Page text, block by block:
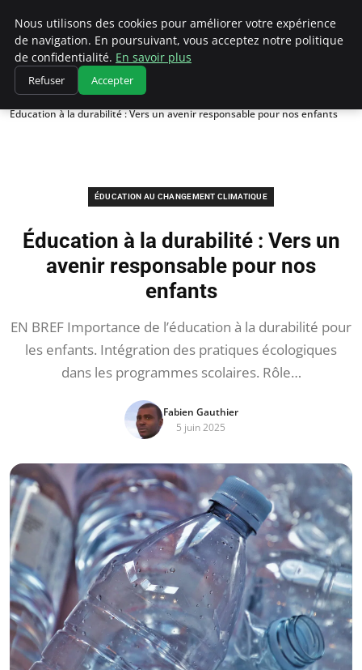
Climatedebtagents
Accueil
Éducation au changement climatique
Éducation à la durabilité : Vers un avenir responsable pour nos enfants
ÉDUCATION AU CHANGEMENT CLIMATIQUE
Éducation à la durabilité : Vers un
avenir responsable pour nos
enfants
EN BREF Importance de l’éducation à la durabilité pour
les enfants. Intégration des pratiques écologiques
dans les programmes scolaires. Rôle…
Fabien Gauthier
5 juin 2025
Nous utilisons des cookies pour améliorer votre expérience
de navigation. En poursuivant, vous acceptez notre politique
de confidentialité. En savoir plus
Refuser Accepter